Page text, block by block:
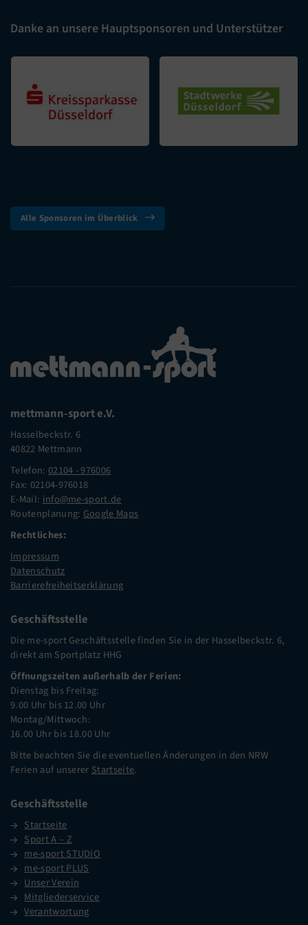
Danke an unsere Hauptsponsoren und Unterstützer
Alle Sponsoren im Überblick
mettmann-sport e.V.
Hasselbeckstr. 6
40822 Mettmann
Telefon: 02104 - 976006
Fax: 02104-976018
E-Mail: info@me-sport.de
Routenplanung: Google Maps
Rechtliches:
Impressum
Datenschutz
Barrierefreiheitserklärung
Geschäftsstelle
Die me-sport Geschäftsstelle finden Sie in der Hasselbeckstr. 6,
direkt am Sportplatz HHG
Öffnungszeiten außerhalb der Ferien:
Dienstag bis Freitag:
9.00 Uhr bis 12.00 Uhr
Montag/Mittwoch:
16.00 Uhr bis 18.00 Uhr
Bitte beachten Sie die eventuellen Änderungen in den NRW
Ferien auf unserer Startseite.
Geschäftsstelle
Startseite
Sport A – Z
me-sport STUDIO
me-sport PLUS
Unser Verein
Mitgliederservice
Verantwortung
Wassersport
Denksport
Sportsuche
Verantwortung